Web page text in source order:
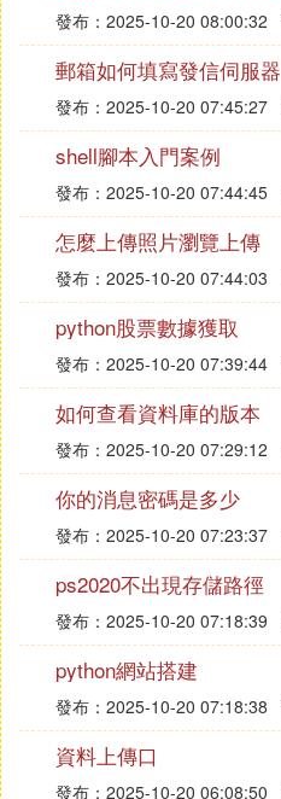
發布：2025-10-20 08:00:32
郵箱如何填寫發信伺服器
發布：2025-10-20 07:45:27
shell腳本入門案例
發布：2025-10-20 07:44:45
怎麼上傳照片瀏覽上傳
發布：2025-10-20 07:44:03
python股票數據獲取
發布：2025-10-20 07:39:44
如何查看資料庫的版本
發布：2025-10-20 07:29:12
你的消息密碼是多少
發布：2025-10-20 07:23:37
ps2020不出現存儲路徑
發布：2025-10-20 07:18:39
python網站搭建
發布：2025-10-20 07:18:38
資料上傳口
發布：2025-10-20 06:08:50